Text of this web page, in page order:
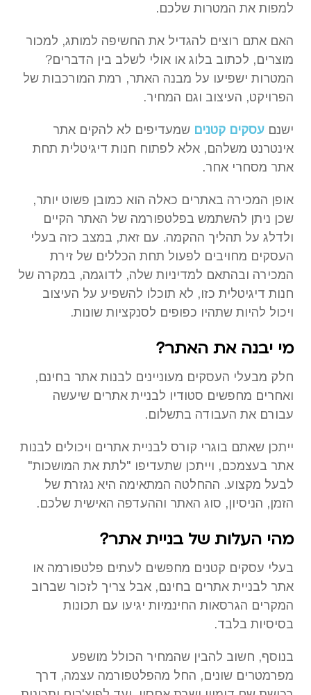
למפות את המטרות שלכם.
האם אתם רוצים להגדיל את החשיפה למותג, למכור
מוצרים, לכתוב בלוג או אולי לשלב בין הדברים?
המטרות ישפיעו על מבנה האתר, רמת המורכבות של
הפרויקט, העיצוב וגם המחיר.
ישנם עסקים קטנים שמעדיפים לא להקים אתר
אינטרנט משלהם, אלא לפתוח חנות דיגיטלית תחת
אתר מסחרי אחר.
אופן המכירה באתרים כאלה הוא כמובן פשוט יותר,
שכן ניתן להשתמש בפלטפורמה של האתר הקיים
ולדלג על תהליך ההקמה. עם זאת, במצב כזה בעלי
העסקים מחויבים לפעול תחת הכללים של זירת
המכירה ובהתאם למדיניות שלה, לדוגמה, במקרה של
חנות דיגיטלית כזו, לא תוכלו להשפיע על העיצוב
ויכול להיות שתהיו כפופים לסנקציות שונות.
מי יבנה את האתר?
חלק מבעלי העסקים מעוניינים לבנות אתר בחינם,
ואחרים מחפשים סטודיו לבניית אתרים שיעשה
עבורם את העבודה בתשלום.
ייתכן שאתם בוגרי קורס לבניית אתרים ויכולים לבנות
אתר בעצמכם, וייתכן שתעדיפו "לתת את המושכות"
לבעל מקצוע. ההחלטה המתאימה היא נגזרת של
הזמן, הניסיון, סוג האתר וההעדפה האישית שלכם.
מהי העלות של בניית אתר?
בעלי עסקים קטנים מחפשים לעתים פלטפורמה או
אתר לבניית אתרים בחינם, אבל צריך לזכור שברוב
המקרים הגרסאות החינמיות יגיעו עם תכונות
בסיסיות בלבד.
בנוסף, חשוב להבין שהמחיר הכולל מושפע
מפרמטרים שונים, החל מהפלטפורמה עצמה, דרך